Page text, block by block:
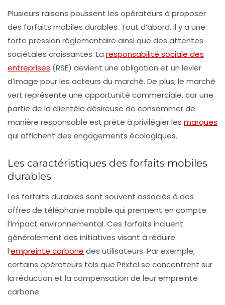
Plusieurs raisons poussent les opérateurs à proposer
des forfaits mobiles durables. Tout d’abord, il y a une
forte pression réglementaire ainsi que des attentes
sociétales croissantes. La responsabilité sociale des
entreprises (RSE) devient une obligation et un levier
d’image pour les acteurs du marché. De plus, le marché
vert représente une opportunité commerciale, car une
partie de la clientèle désireuse de consommer de
manière responsable est prête à privilégier les marques
qui affichent des engagements écologiques.
Les caractéristiques des forfaits mobiles
durables
Les forfaits durables sont souvent associés à des
offres de téléphonie mobile qui prennent en compte
l’impact environnemental. Ces forfaits incluent
généralement des initiatives visant à réduire
l’empreinte carbone des utilisateurs. Par exemple,
certains opérateurs tels que Prixtel se concentrent sur
la réduction et la compensation de leur empreinte
carbone.